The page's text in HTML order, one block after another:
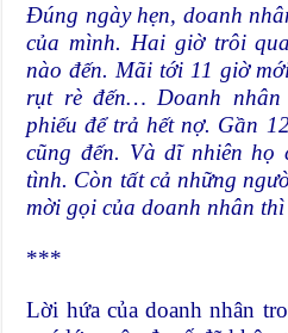
Ðúng ngày hẹn, doanh
của mình. Hai giờ trôi
nào đến. Mãi tới 11 giờ
rụt rè đến… Doanh nhân
phiếu để trả hết nợ. Gần
cũng đến. Và dĩ nhiên họ
tình. Còn tất cả những
mời gọi của doanh nhân
***
Lời hứa của doanh nhân